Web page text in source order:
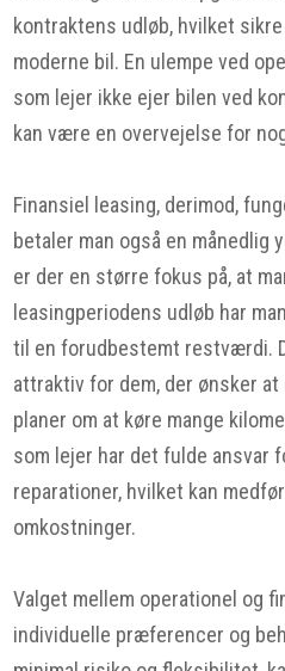
kontraktens udløb, hvilket
moderne bil. En ulempe ved
som lejer ikke ejer bilen ved
kan være en overvejelse for
Finansiel leasing, derimod,
betaler man også en månedlig
er der en større fokus på, at
leasingperiodens udløb har
til en forudbestemt restværdi.
attraktiv for dem, der ønsker
planer om at køre mange
som lejer har det fulde ansvar
reparationer, hvilket kan
omkostninger.
Valget mellem operationel og
individuelle præferencer og